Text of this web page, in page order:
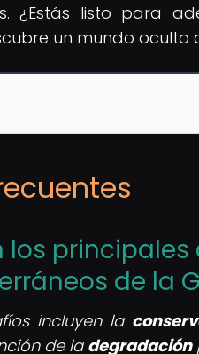
¿Estás listo para
un mundo oculto
los
de la
incluyen la
de la degradación